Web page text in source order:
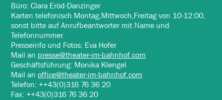
Büro: Clara Eröd-Danzinger
Karten telefonisch Montag,Mittwoch,Freitag von 10-12:00,
sonst bitte auf Anrufbeantworter mit Name und
Telefonnummer.
Presseinfo und Fotos: Eva Hofer
Mail an presse@theater-im-bahnhof.com
Geschäftsführung: Monika Klengel
Mail anoffice@theater-im-bahnhof.com
Telefon: ++43(0)316 76 36 20
Fax: ++43(0)316 76 36 20